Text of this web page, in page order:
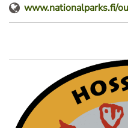
www.nationalparks.fi/